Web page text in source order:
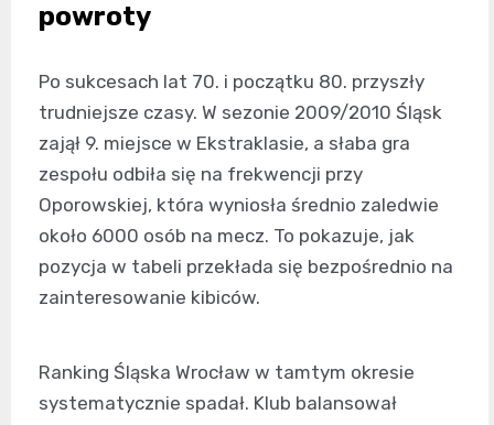
powroty
Po sukcesach lat 70. i początku 80. przyszły
trudniejsze czasy. W sezonie 2009/2010 Śląsk
zajął 9. miejsce w Ekstraklasie, a słaba gra
zespołu odbiła się na frekwencji przy
Oporowskiej, która wyniosła średnio zaledwie
około 6000 osób na mecz. To pokazuje, jak
pozycja w tabeli przekłada się bezpośrednio na
zainteresowanie kibiców.
Ranking Śląska Wrocław w tamtym okresie
systematycznie spadał. Klub balansował